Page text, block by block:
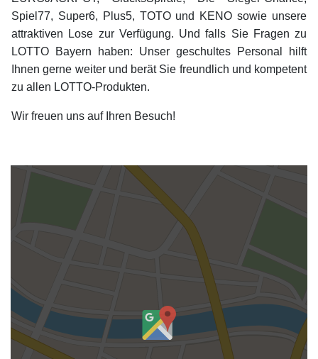
Spiel77, Super6, Plus5, TOTO und KENO sowie unsere
attraktiven Lose zur Verfügung. Und falls Sie Fragen zu
LOTTO Bayern haben: Unser geschultes Personal hilft
Ihnen gerne weiter und berät Sie freundlich und kompetent
zu allen LOTTO-Produkten.
Wir freuen uns auf Ihren Besuch!